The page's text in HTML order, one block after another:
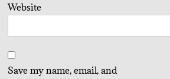
Website
Save my name, email, and